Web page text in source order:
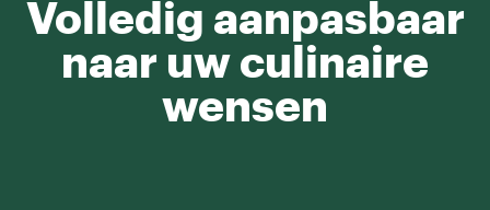
Volledig aanpasbaar
naar uw culinaire
wensen